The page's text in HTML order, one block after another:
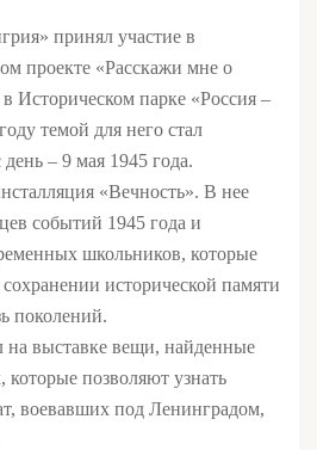
принял участие в
проекте «Расскажи мне о
Историческом парке «Россия –
темой для него стал
– 9 мая 1945 года.
«Вечность». В нее
событий 1945 года и
школьников, которые
исторической памяти
поколений.
на выставке вещи, найденные
позволяют узнать
воевавших под Ленинградом,